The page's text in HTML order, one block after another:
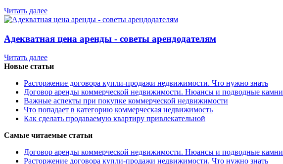
Читать далее
Адекватная цена аренды - советы арендодателям
Читать далее
Новые статьи
Расторжение договора купли-продажи недвижимости. Что нужно знать
Договор аренды коммерческой недвижимости. Нюансы и подводные камни
Важные аспекты при покупке коммерческой недвижимости
Что попадает в категорию коммерческая недвижимость
Как сделать продаваемую квартиру привлекательной
Самые читаемые статьи
Договор аренды коммерческой недвижимости. Нюансы и подводные камни
Расторжение договора купли-продажи недвижимости. Что нужно знать